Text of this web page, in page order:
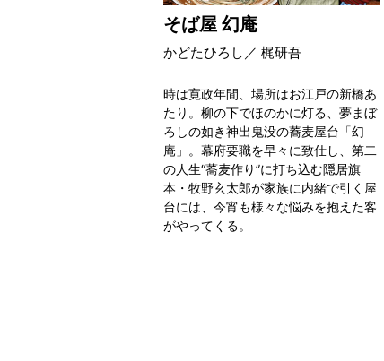
そば屋 幻庵
かどたひろし／ 梶研吾
時は寛政年間、場所はお江戸の新橋あ
たり。柳の下でほのかに灯る、夢まぼ
ろしの如き神出鬼没の蕎麦屋台「幻
庵」。幕府要職を早々に致仕し、第二
の人生“蕎麦作り”に打ち込む隠居旗
本・牧野玄太郎が家族に内緒で引く屋
台には、今宵も様々な悩みを抱えた客
がやってくる。